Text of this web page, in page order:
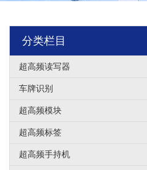
分类栏目
超高频读写器
车牌识别
超高频模块
超高频标签
超高频手持机